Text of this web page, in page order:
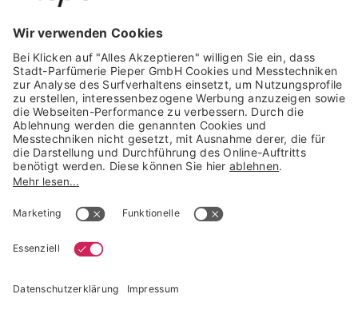
Trusted Shops Mitglied seit 2010
* unverbindliche Preisempfehlung der Verbundgruppe beauty alliance